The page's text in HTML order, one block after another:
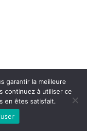
mirabelle}.
garantir la meilleure
continuez à utiliser ce
en êtes satisfait.